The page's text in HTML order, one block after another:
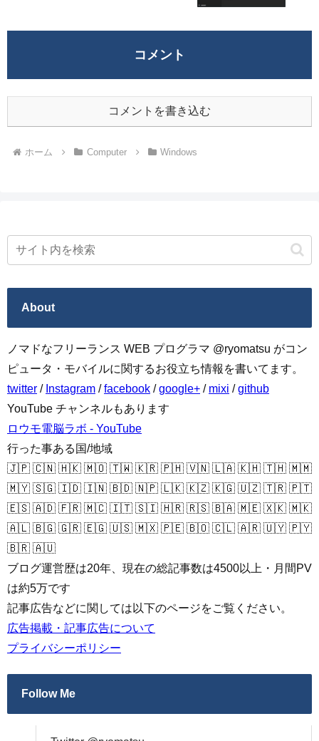
コメント
コメントを書き込む
ホーム Computer Windows
About
ノマドなフリーランス WEB プログラマ @ryomatsu がコン
ピュータ・モバイルに関するお役立ち情報を書いてます。
twitter / Instagram /facebook /google+ / mixi /github
YouTube チャンネルもあります
ロウモ電脳ラボ - YouTube
行った事ある国/地域
🇯🇵 🇨🇳 🇭🇰 🇲🇴 🇹🇼 🇰🇷 🇵🇭 🇻🇳 🇱🇦 🇰🇭 🇹🇭 🇲🇲
🇲🇾 🇸🇬 🇮🇩 🇮🇳 🇧🇩 🇳🇵 🇱🇰 🇰🇿 🇰🇬 🇺🇿 🇹🇷 🇵🇹
🇪🇸 🇦🇩 🇫🇷 🇲🇨 🇮🇹 🇸🇮 🇭🇷 🇷🇸 🇧🇦 🇲🇪 🇽🇰 🇲🇰
🇦🇱 🇧🇬 🇬🇷 🇪🇬 🇺🇸 🇲🇽 🇵🇪 🇧🇴 🇨🇱 🇦🇷 🇺🇾 🇵🇾
🇧🇷 🇦🇺
ブログ運営歴は20年、現在の総記事数は4500以上・月間PV
は約5万です
記事広告などに関しては以下のページをご覧ください。
広告掲載・記事広告について
プライバシーポリシー
Follow Me